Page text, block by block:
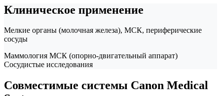
Клиническое применение
Мелкие органы (молочная железа), МСК, периферические
сосуды
Маммология МСК (опорно-двигательный аппарат)
Сосудистые исследования
Совместимые системы Canon Medical